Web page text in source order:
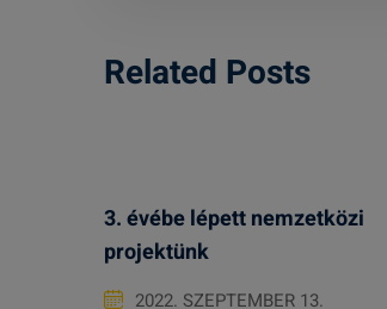
Related Posts
3. évébe lépett nemzetközi
projektünk
2022. SZEPTEMBER 13.